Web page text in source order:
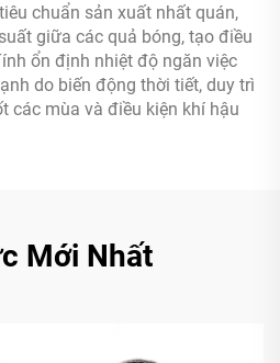
chuẩn sản xuất nhất quán,
giữa các quả bóng, tạo điều
ổn định nhiệt độ ngăn việc
do biến động thời tiết, duy trì
các mùa và điều kiện khí hậu
Mới Nhất